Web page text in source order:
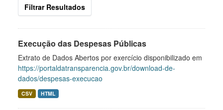
Filtrar Resultados
Execução das Despesas Públicas
Extrato de Dados Abertos por exercício disponibilizado em
https://portaldatransparencia.gov.br/download-de-
dados/despesas-execucao
CSV HTML